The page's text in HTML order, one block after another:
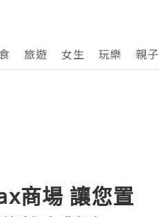
旅遊 女生 玩樂 親子
商場 讓您置